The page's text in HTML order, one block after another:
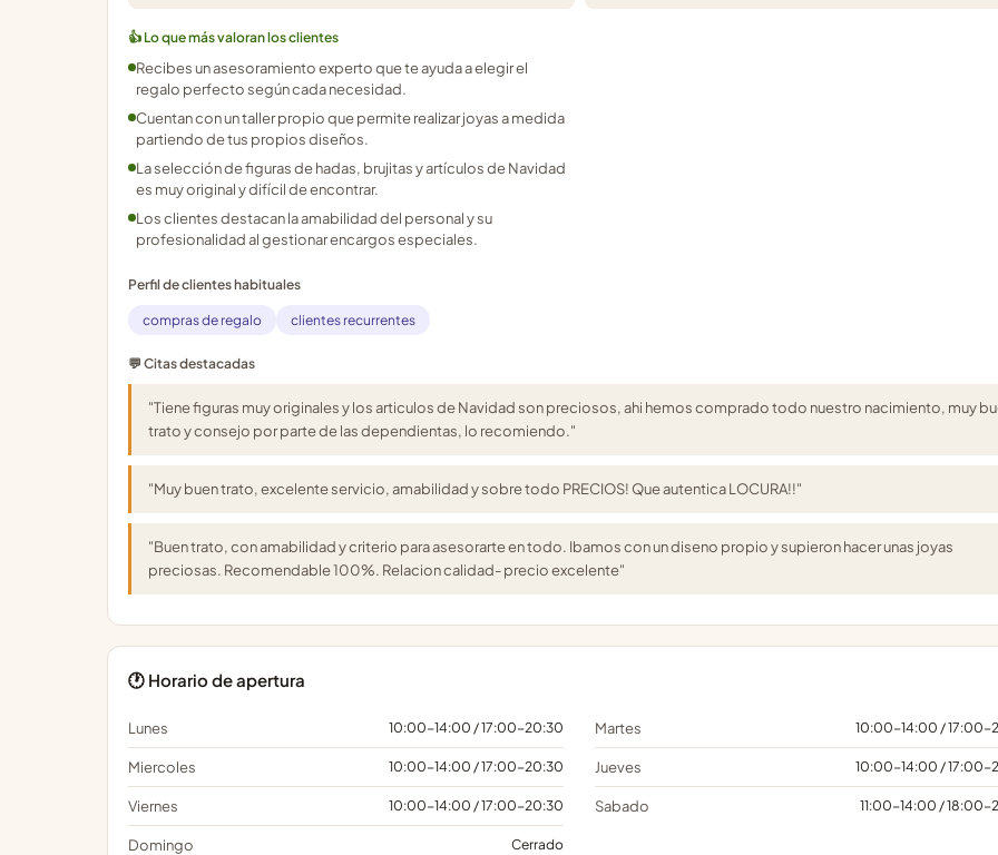
👍 Lo que más valoran los clientes
Recibes un asesoramiento experto que te ayuda a elegir el
regalo perfecto según cada necesidad.
Cuentan con un taller propio que permite realizar joyas a medida
partiendo de tus propios diseños.
La selección de figuras de hadas, brujitas y artículos de Navidad
es muy original y difícil de encontrar.
Los clientes destacan la amabilidad del personal y su
profesionalidad al gestionar encargos especiales.
Perfil de clientes habituales
compras de regalo clientes recurrentes
💬 Citas destacadas
"Tiene figuras muy originales y los articulos de Navidad son preciosos, ahi hemos comprado todo nuestro nacimiento, muy
trato y consejo por parte de las dependientas, lo recomiendo."
"Muy buen trato, excelente servicio, amabilidad y sobre todo PRECIOS! Que autentica LOCURA!!"
"Buen trato, con amabilidad y criterio para asesorarte en todo. Ibamos con un diseno propio y supieron hacer unas joyas
preciosas. Recomendable 100%. Relacion calidad- precio excelente"
🕐 Horario de apertura
Lunes 10:00-14:00 / 17:00-20:30 Martes 10:00-14:00 / 17:00-
Miercoles 10:00-14:00 / 17:00-20:30 Jueves 10:00-14:00 / 17:00-
Viernes 10:00-14:00 / 17:00-20:30 Sabado 11:00-14:00 / 18:00-
Domingo Cerrado